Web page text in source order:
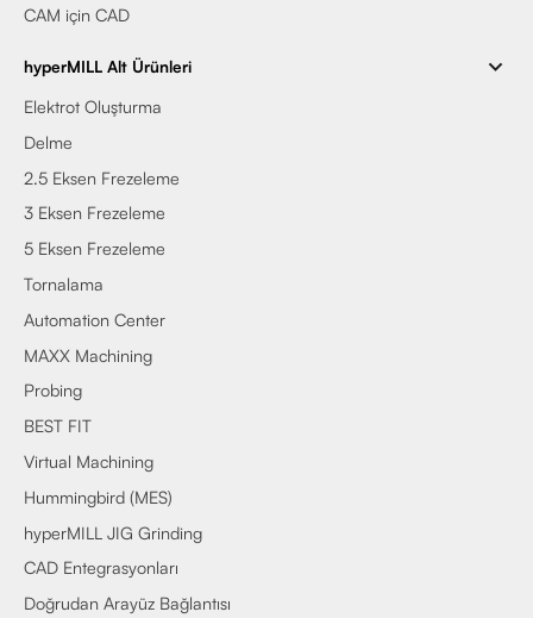
CAM için CAD
hyperMILL Alt Ürünleri
Elektrot Oluşturma
Delme
2.5 Eksen Frezeleme
3 Eksen Frezeleme
5 Eksen Frezeleme
Tornalama
Automation Center
MAXX Machining
Probing
BEST FIT
Virtual Machining
Hummingbird (MES)
hyperMILL JIG Grinding
CAD Entegrasyonları
Doğrudan Arayüz Bağlantısı